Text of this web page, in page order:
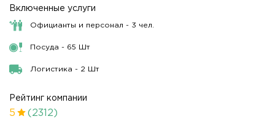
Включенные услуги
Официанты и персонал - 3 чел.
Посуда - 65 Шт
Логистика - 2 Шт
Рейтинг компании
5 (2312)